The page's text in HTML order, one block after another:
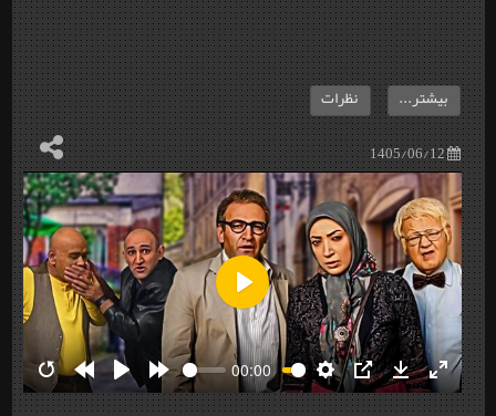
1405/06/12
بیشتر... نظرات
RestartRewind
10s
Play Forward
10s
00:00
Settings
PIP Download
Enter
Play